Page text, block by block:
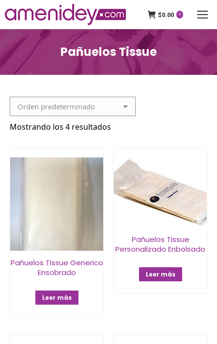
$0.00 0
Pañuelos Tissue
Mostrando los 4 resultados
Pañuelos Tissue Generico
Ensobrado
Leer más
Pañuelos Tissue
Personalizado Enbolsado
Leer más